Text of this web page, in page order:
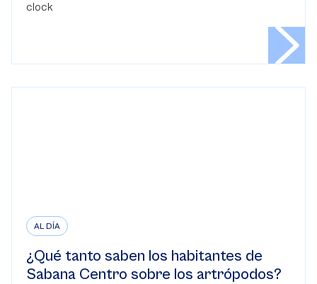
AL DÍA
¿Qué tanto saben los habitantes de
Sabana Centro sobre los artrópodos?